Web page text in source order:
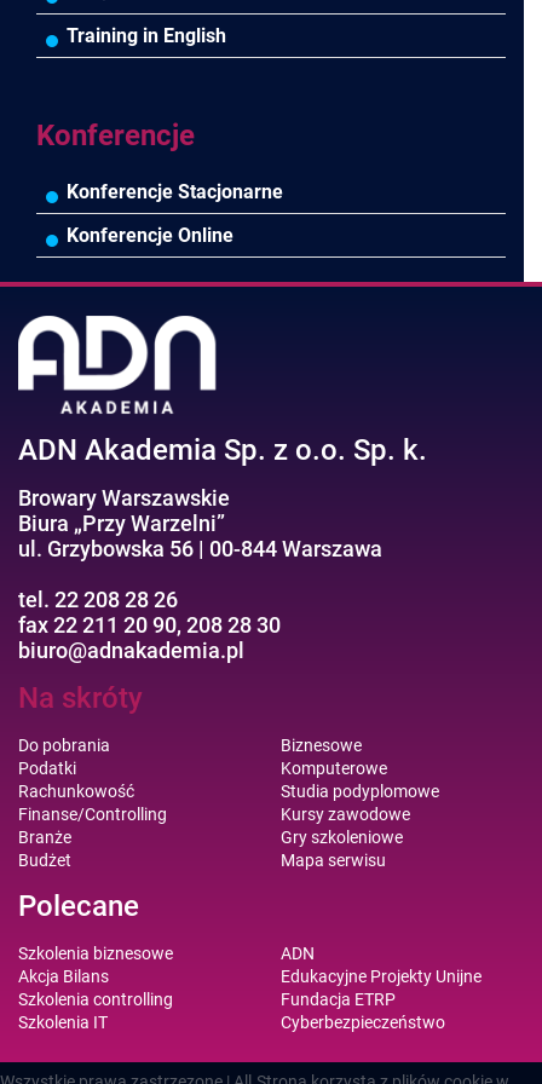
Pozostałe branże
Asystentka/Sekretarka
Efektywność osobista//Wellbeing
MS Project/Word/PowerPoint
Training in English
Konferencje
Konferencje Stacjonarne
Konferencje Online
ADN Akademia Sp. z o.o. Sp. k.
Browary Warszawskie
Biura „Przy Warzelni”
ul. Grzybowska 56 | 00-844 Warszawa
tel. 22 208 28 26
fax 22 211 20 90, 208 28 30
biuro@adnakademia.pl
Na skróty
Do pobrania
Podatki
Rachunkowość
Finanse/Controlling
Branże
Budżet
Biznesowe
Komputerowe
Studia podyplomowe
Kursy zawodowe
Gry szkoleniowe
Mapa serwisu
Polecane
Szkolenia biznesowe
Akcja Bilans
Szkolenia controlling
Szkolenia IT
ADN
Edukacyjne Projekty Unijne
Fundacja ETRP
Cyberbezpieczeństwo